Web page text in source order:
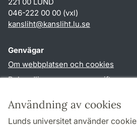
Användning av cookies
Lunds universitet använder
046-222 00 00 (vxl)
kansliht@kansliht.lu.se
Genvägar
Om webbplatsen och cookies
Behandling av personuppgifter
TYPO3-login